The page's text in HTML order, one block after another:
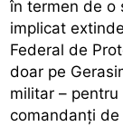
în termen de o
implicat
Federal de
doar pe
militar –
comandanți de